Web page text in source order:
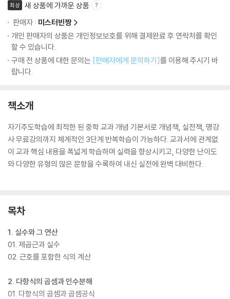
최상
새 상품에 가까운 상품
판매자 : 미스터빈짱
개인 판매자의 상품은 개인정보보호를 위해 결제완료 후 연락처를 확인
할 수 있습니다.
구매 전 상품에 대한 문의는 [판매자에게 문의하기]를 이용해 주시기 바
랍니다.
책소개
자기주도학습에 최적한 된 중학 교과 개념 기본서로 개념책, 실전책, 명강
사 무료강의까지 체계적인 3단계 반복학습이 가능하다. 교과서에 관계없
이 교과 핵심 내용을 폭넓게 학습하며 실력을 향상시키고, 다양한 난이도
와 다양한 유형의 많은 문항을 수록하여 내신 실전에 완벽 대비한다.
목차
1. 실수와 그 연산
01. 제곱근과 실수
02. 근호를 포함한 식의 계산
2. 다항식의 곱셈과 인수분해
01. 다항식의 곱셈과 곱셈공식